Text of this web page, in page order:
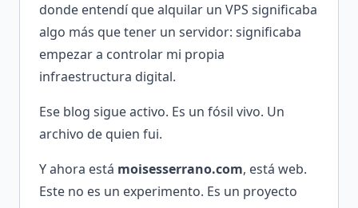
donde entendí que alquilar un VPS significaba
algo más que tener un servidor: significaba
empezar a controlar mi propia
infraestructura digital.
Ese blog sigue activo. Es un fósil vivo. Un
archivo de quien fui.
Y ahora está moisesserrano.com, está web.
Este no es un experimento. Es un proyecto